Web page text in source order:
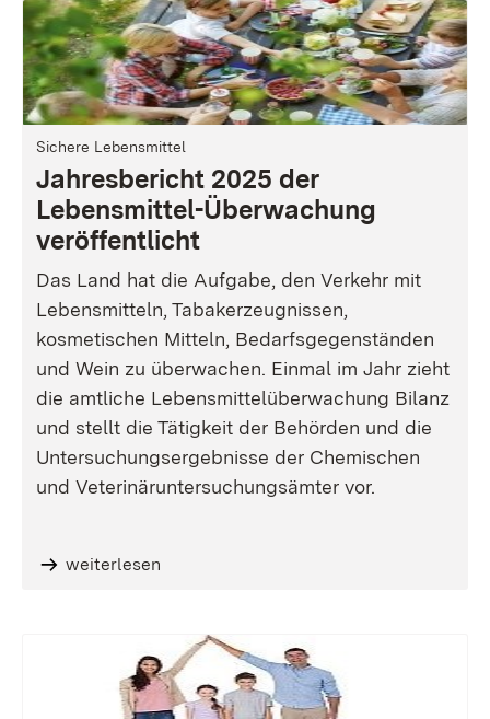
Sichere Lebensmittel
Jahresbericht 2025 der
Lebensmittel-Überwachung
veröffentlicht
Das Land hat die Aufgabe, den Verkehr mit
Lebensmitteln, Tabakerzeugnissen,
kosmetischen Mitteln, Bedarfsgegenständen
und Wein zu überwachen. Einmal im Jahr zieht
die amtliche Lebensmittelüberwachung Bilanz
und stellt die Tätigkeit der Behörden und die
Untersuchungsergebnisse der Chemischen
und Veterinäruntersuchungsämter vor.
weiterlesen